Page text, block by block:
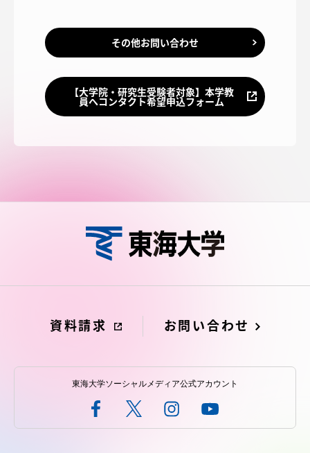
その他お問い合わせ
【大学院・研究生受験者対象】本学教
員へコンタクト希望申込フォーム
資料請求 お問い合わせ
東海大学ソーシャルメディア公式アカウント